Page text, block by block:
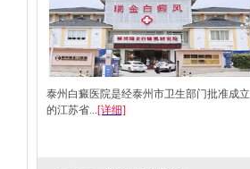
泰州白癜医院是经泰州市卫生部门批准成立
的江苏省...[详细]